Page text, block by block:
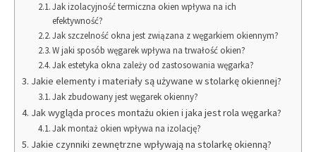
Jak izolacyjność termiczna okien wpływa na ich
efektywność?
Jak szczelność okna jest związana z węgarkiem okiennym?
W jaki sposób węgarek wpływa na trwałość okien?
Jak estetyka okna zależy od zastosowania węgarka?
Jakie elementy i materiały są używane w stolarkę okiennej?
Jak zbudowany jest węgarek okienny?
Jak wygląda proces montażu okien i jaka jest rola węgarka?
Jak montaż okien wpływa na izolację?
Jakie czynniki zewnętrzne wpływają na stolarkę okienną?